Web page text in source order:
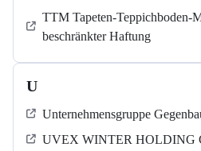
TTM Tapeten-Teppichboden-
beschränkter Haftung
U
Unternehmensgruppe
UVEX WINTER HOLDING